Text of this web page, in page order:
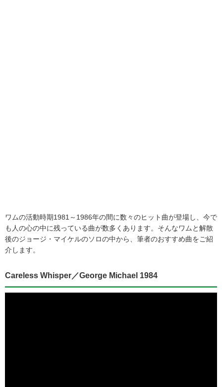
ワムの活動時期1981～1986年の間に数々のヒット曲が登場し、今で
も人の心の中に残っている曲が数多くあります。そんなワムと解散
後のジョージ・マイケルのソロの中から、筆者のおすすめ曲をご紹
介します。
Careless Whisper／George Michael 1984